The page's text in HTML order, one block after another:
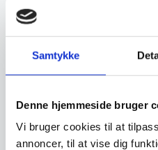
Samtykke
Denne hjemmeside bruger
Vi bruger cookies til at
annoncer, til at vise dig
Tjekker lige varer på
samme